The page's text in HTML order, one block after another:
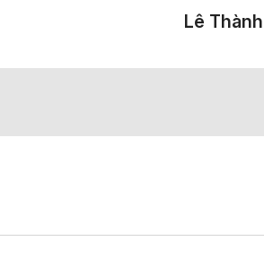
Lê Thành